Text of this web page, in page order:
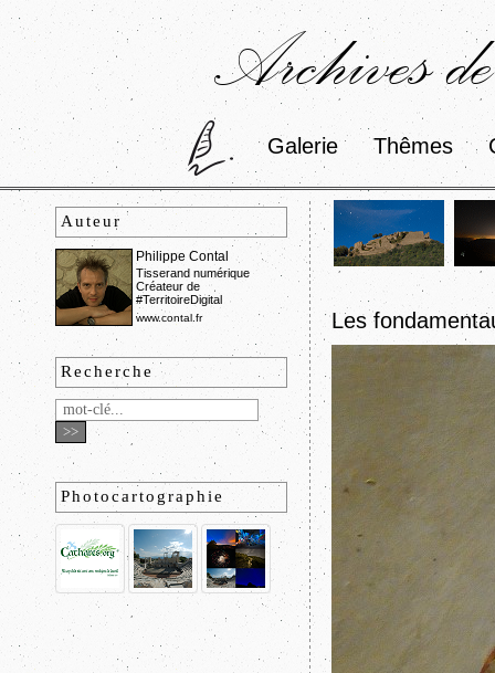
Archives
Galerie Thêmes
Auteur
Philippe Contal
Tisserand numérique
Créateur de
#TerritoireDigital
www.contal.fr
Recherche
Photocartographie
Les